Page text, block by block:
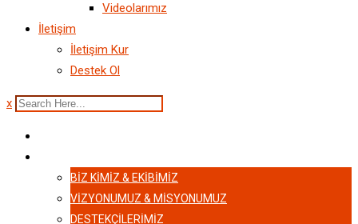
Videolarımız
İletişim
İletişim Kur
Destek Ol
x
BIZ KIMIZ & EKIBIMIZ
VİZYONUMUZ & MİSYONUMUZ
DESTEKÇILERIMIZ